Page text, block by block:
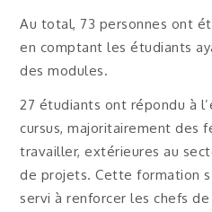
Au total, 73 personnes ont
en comptant les étudiants
des modules.
27 étudiants ont répondu à
cursus, majoritairement des
travailler, extérieures au
de projets. Cette formation
servi à renforcer les chefs